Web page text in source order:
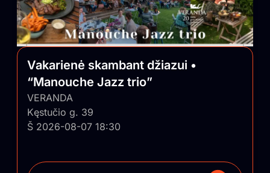
Vakarienė skambant džiazui •
“Manouche Jazz trio”
VERANDA
Kęstučio g. 39
Š 2026-08-07 18:30